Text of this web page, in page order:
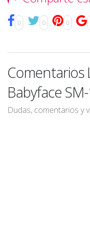
0 0 0
Comentarios
Babyface
Dudas, comentarios y